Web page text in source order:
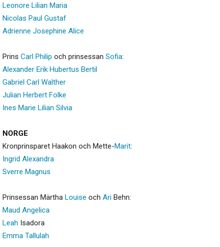
Leonore Lilian Maria
Nicolas Paul Gustaf
Adrienne Josephine Alice
Prins Carl Philip och prinsessan Sofia:
Alexander Erik Hubertus Bertil
Gabriel Carl Walther
Julian Herbert Folke
Ines Marie Lilian Silvia
NORGE
Kronprinsparet Haakon och Mette-Marit:
Ingrid Alexandra
Sverre Magnus
Prinsessan Märtha Louise och Ari Behn:
Maud Angelica
Leah Isadora
Emma Tallulah